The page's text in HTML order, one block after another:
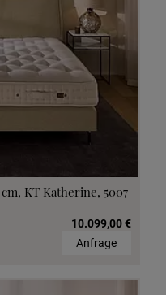
KT Katherine, 5007
10.099,00 €
Anfrage